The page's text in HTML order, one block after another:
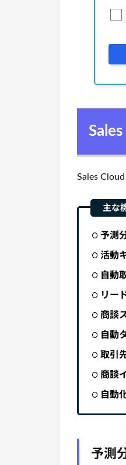
Sales
予測
活動
自動
リー
商談
自動
取引
商談
自動
予測